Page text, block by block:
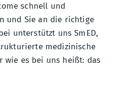
schnell und
und Sie an die richtige
unterstützt uns SmED,
medizinische
wie es bei uns heißt: das